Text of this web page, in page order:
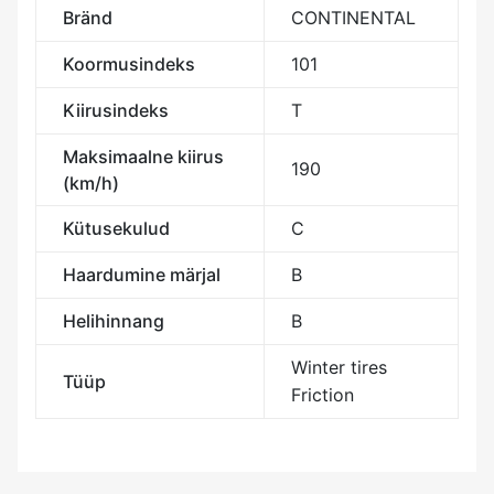
Bränd CONTINENTAL
Koormusindeks 101
Kiirusindeks T
Maksimaalne kiirus
(km/h)
190
Kütusekulud C
Haardumine märjal B
Helihinnang B
Tüüp
Winter tires
Friction